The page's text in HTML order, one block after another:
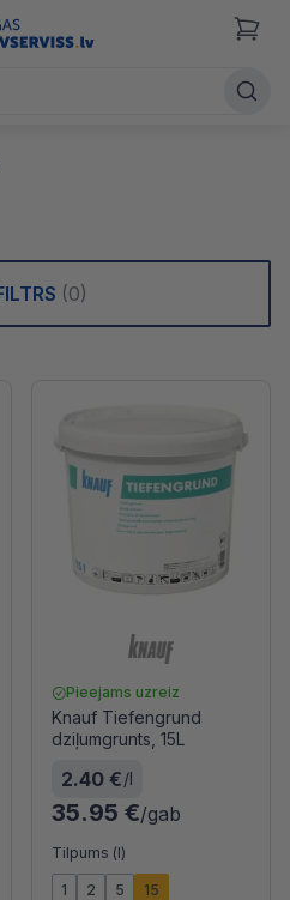
(0)
Pieejams uzreiz
Knauf Tiefengrund
dziļumgrunts, 15L
2.40 €/l
35.95 €/gab
Tilpums (l)
1 2 5 15